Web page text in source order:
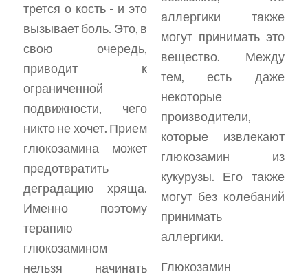
трется о кость - и это
вызывает боль. Это, в
свою очередь,
приводит к
ограниченной
подвижности, чего
никто не хочет. Прием
глюкозамина может
предотвратить
деградацию хряща.
Именно поэтому
терапию
глюкозамином
нельзя начинать
аллергики также
могут принимать это
вещество. Между
тем, есть даже
некоторые
производители,
которые извлекают
глюкозамин из
кукурузы. Его также
могут без колебаний
принимать
аллергики.
Глюкозамин